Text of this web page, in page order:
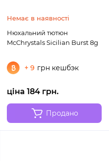
Немає в наявності
Нюхальний тютюн
McChrystals Sicilian Burst 8g
+ 9 грн кешбэк
ціна 184 грн.
Продано